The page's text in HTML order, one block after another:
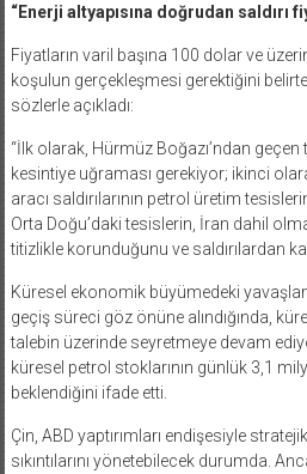
“Enerji altyapısına doğrudan saldırı
Fiyatların varil başına 100 dolar ve
koşulun gerçekleşmesi gerektiğini
sözlerle açıkladı:
“İlk olarak, Hürmüz Boğazı’ndan
kesintiye uğraması gerekiyor; ikinci
aracı saldırılarının petrol üretim
Orta Doğu’daki tesislerin, İran dahil
titizlikle korunduğunu ve saldırılardan
Küresel ekonomik büyümedeki
geçiş süreci göz önüne alındığında,
talebin üzerinde seyretmeye devam
küresel petrol stoklarının günlük 3,1
beklendiğini ifade etti.
Çin, ABD yaptırımları endişesiyle
sıkıntılarını yönetebilecek durumda.